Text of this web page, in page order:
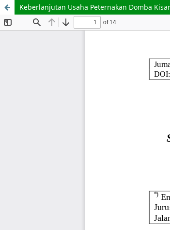
Keberlanjutan Usaha Peternakan Domba